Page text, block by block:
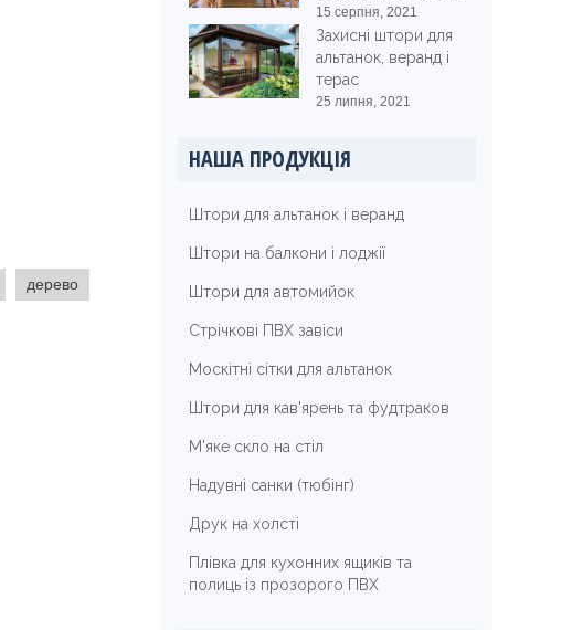
дерево
15 серпня, 2021
Захисні штори для
альтанок, веранд і
терас
25 липня, 2021
НАША ПРОДУКЦІЯ
Штори для альтанок і веранд
Штори на балкони і лоджії
Штори для автомийок
Стрічкові ПВХ завіси
Москітні сітки для альтанок
Штори для кав'ярень та фудтраков
М'яке скло на стіл
Надувні санки (тюбінг)
Друк на холсті
Плівка для кухонних ящиків та
полиць із прозорого ПВХ